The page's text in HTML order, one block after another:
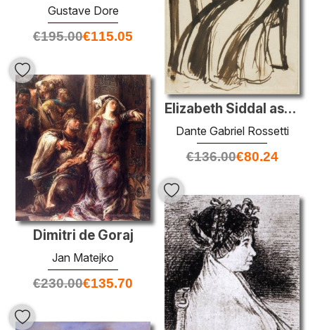
Gustave Dore
€195.00€115.05
Elizabeth Siddal assise à un chevalet
Dante Gabriel Rossetti
€136.00€80.24
Dimitri de Goraj
Jan Matejko
€230.00€135.70